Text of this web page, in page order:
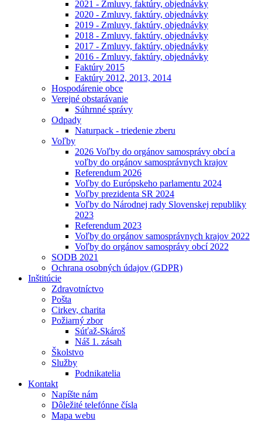
2021 - Zmluvy, faktúry, objednávky
2020 - Zmluvy, faktúry, objednávky
2019 - Zmluvy, faktúry, objednávky
2018 - Zmluvy, faktúry, objednávky
2017 - Zmluvy, faktúry, objednávky
2016 - Zmluvy, faktúry, objednávky
Faktúry 2015
Faktúry 2012, 2013, 2014
Hospodárenie obce
Verejné obstarávanie
Súhrnné správy
Odpady
Naturpack - triedenie zberu
Voľby
2026 Voľby do orgánov samosprávy obcí a
voľby do orgánov samosprávnych krajov
Referendum 2026
Voľby do Európskeho parlamentu 2024
Voľby prezidenta SR 2024
Voľby do Národnej rady Slovenskej republiky
2023
Referendum 2023
Voľby do orgánov samosprávnych krajov 2022
Voľby do orgánov samosprávy obcí 2022
SODB 2021
Ochrana osobných údajov (GDPR)
Inštitúcie
Zdravotníctvo
Pošta
Cirkev, charita
Požiarný zbor
Súťaž-Skároš
Náš 1. zásah
Školstvo
Služby
Podnikatelia
Kontakt
Napíšte nám
Dôležité telefónne čísla
Mapa webu